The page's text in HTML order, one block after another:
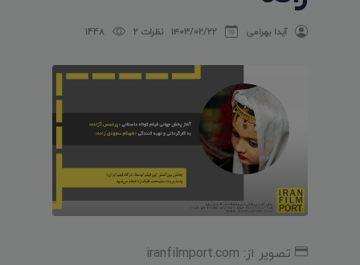
آیدا بهرامی ۱۴۰۳/۰۲/۲۲ نظرات 2 1448
تصویر از: iranfilmport.com